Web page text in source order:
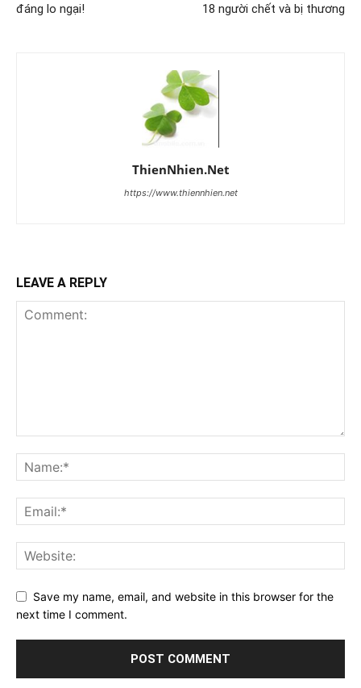
đáng lo ngại!
18 người chết và bị thương
ThienNhien.Net
https://www.thiennhien.net
LEAVE A REPLY
Save my name, email, and website in this browser for the
next time I comment.